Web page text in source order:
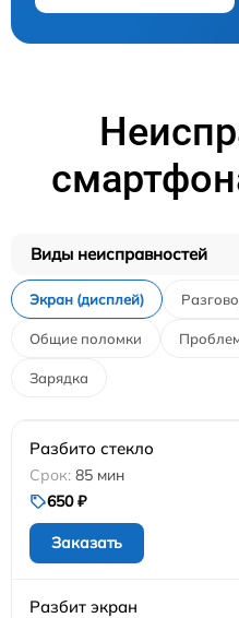
Виды неисправностей
Экран (дисплей)
Общие поломки
Зарядка
Разбито стекло
85 мин
650 ₽
Заказать
Разбит экран